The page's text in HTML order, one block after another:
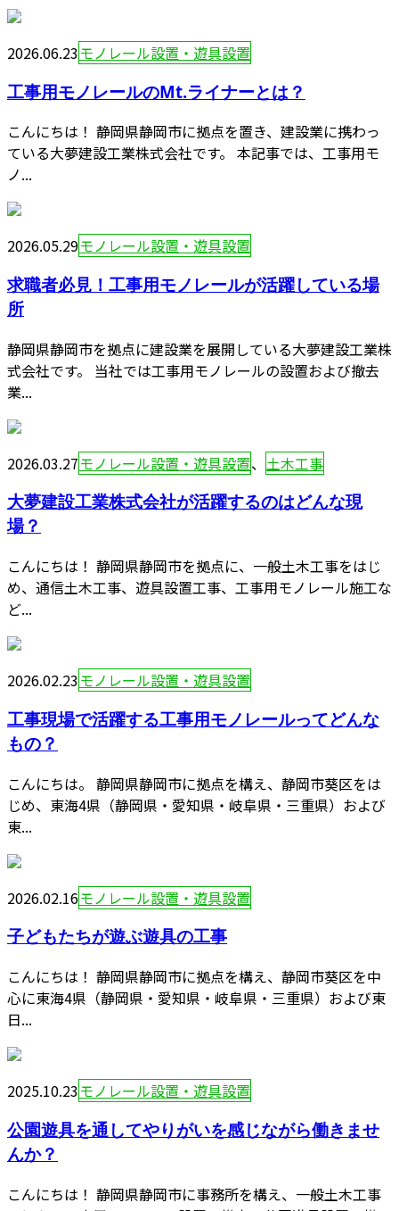
2026.06.23モノレール設置・遊具設置
工事用モノレールのMt.ライナーとは？
こんにちは！ 静岡県静岡市に拠点を置き、建設業に携わっ
ている大夢建設工業株式会社です。 本記事では、工事用モ
ノ...
2026.05.29モノレール設置・遊具設置
求職者必見！工事用モノレールが活躍している場
所
静岡県静岡市を拠点に建設業を展開している大夢建設工業株
式会社です。 当社では工事用モノレールの設置および撤去
業...
2026.03.27モノレール設置・遊具設置、 土木工事
大夢建設工業株式会社が活躍するのはどんな現
場？
こんにちは！ 静岡県静岡市を拠点に、一般土木工事をはじ
め、通信土木工事、遊具設置工事、工事用モノレール施工な
ど...
2026.02.23モノレール設置・遊具設置
工事現場で活躍する工事用モノレールってどんな
もの？
こんにちは。 静岡県静岡市に拠点を構え、静岡市葵区をは
じめ、東海4県（静岡県・愛知県・岐阜県・三重県）および
東...
2026.02.16モノレール設置・遊具設置
子どもたちが遊ぶ遊具の工事
こんにちは！ 静岡県静岡市に拠点を構え、静岡市葵区を中
心に東海4県（静岡県・愛知県・岐阜県・三重県）および東
日...
2025.10.23モノレール設置・遊具設置
公園遊具を通してやりがいを感じながら働きませ
んか？
こんにちは！ 静岡県静岡市に事務所を構え、一般土木工事